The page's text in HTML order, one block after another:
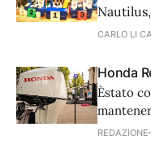
di alto
d'Italia e
prova di
marine
CARLO LI
Honda
Èstato
rivolto al
REDAZIONE